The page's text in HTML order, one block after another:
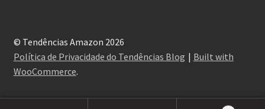
© Tendências Amazon 2026
Política de Privacidade do Tendências Blog
Built with
WooCommerce.